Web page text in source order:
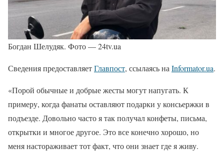
Богдан Шелудяк. Фото — 24tv.ua
Сведения предоставляетГлавпост, ссылаясь наInformator.ua.
«Порой обычные и добрые жесты могут напугать. К
примеру, когда фанаты оставляют подарки у консьержки в
подъезде. Довольно часто я так получал конфеты, письма,
открытки и многое другое. Это все конечно хорошо, но
меня настораживает тот факт, что они знает где я живу.